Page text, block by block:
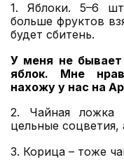
1. Яблоки. 5–6
больше фруктов
будет сбитень.
У меня не
яблок. Мне
нахожу у нас на
2. Чайная ложка
цельные
3. Корица – тоже